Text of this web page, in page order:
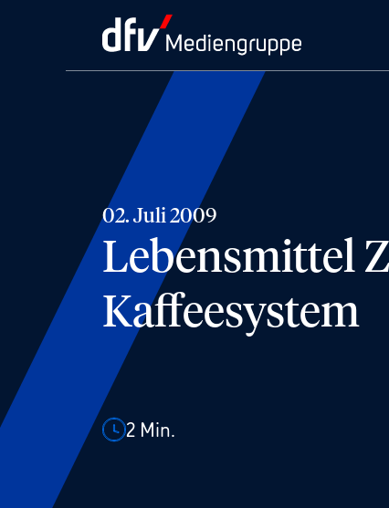
02. Juli 2009
Lebensmittel
Kaffeesystem
2 Min.